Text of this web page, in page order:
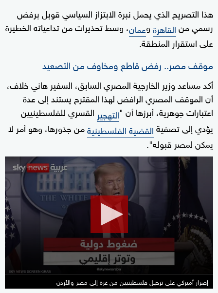
هذا التصريح الذي يحمل نبرة الابتزاز السياسي قوبل برفض
رسمي منالقاهرةوعمان، وسط تحذيرات من تداعياته الخطيرة
على استقرار المنطقة.
موقف مصر.. رفض قاطع ومخاوف من التصعيد
أكد مساعد وزير الخارجية المصري السابق، السفير هاني خلاف،
أن الموقف المصري الرافض لهذا المقترح يستند إلى عدة
اعتبارات جوهرية، أبرزها أن "التهجير القسري للفلسطينيين
يؤدي إلى تصفيةالقضية الفلسطينيةمن جذورها، وهو أمر لا
يمكن لمصر قبوله".
seconds
of
0
seconds
إصرار أميركي على ترحيل فلسطينيين من غزة إلى مصر والأردن